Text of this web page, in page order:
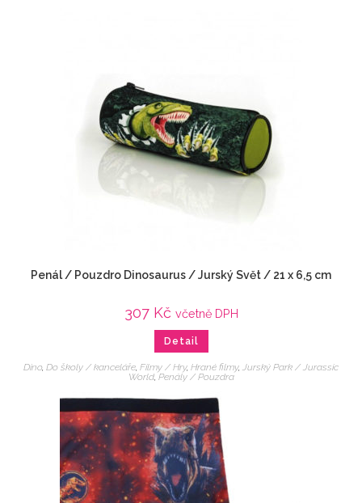
Penál / Pouzdro Dinosaurus / Jurský Svět / 21 x 6,5 cm
307 Kč včetně DPH
Detail
Dino, Do školy / kanceláře Filmy / Hry, Hrané filmy, Jurský Park / Jurassic
World, Penály / Pouzdra